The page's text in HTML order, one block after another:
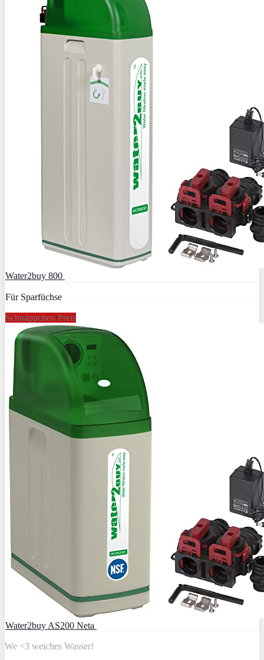
Water2buy 800
Für Sparfüchse
Schnäppchen Preis
Water2buy AS200 Neta
We <3 weiches Wasser!